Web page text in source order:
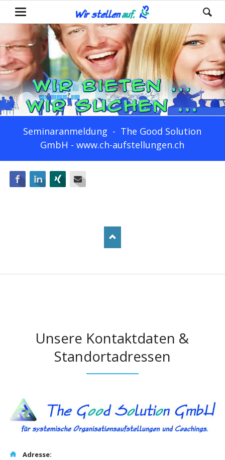
Seminaranmeldung - The Good Solution
GmbH - www.ch-aufstellungen.ch
FacebookLinkedIn Xing
Unsere Kontaktdaten &
Standortadressen
Adresse: